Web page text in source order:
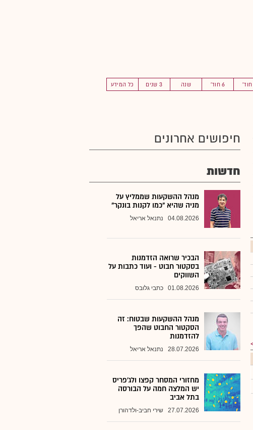
6 חוד' שנה 3 שנים כל המידע
חיפושים אחרונים
חדשות
מנהל ההשקעות שממליץ על
מניה שהיא "כמו לקנות בונקר"
04.08.2026 נתנאל אריאל
הבכיר שרואה הזדמנות
בסקטור חבוט - ועוד כתבות על
השווקים
01.08.2026 כתבי גלובס
מנהל ההשקעות שבטוח: זה
הסקטור החבוט שהפך
להזדמנות
28.07.2026 נתנאל אריאל
מחזורי המסחר קפצו ולג'פריס
יש המלצה חמה על הבורסה
בתל אביב
27.07.2026 שירי חביב-ולדהורן